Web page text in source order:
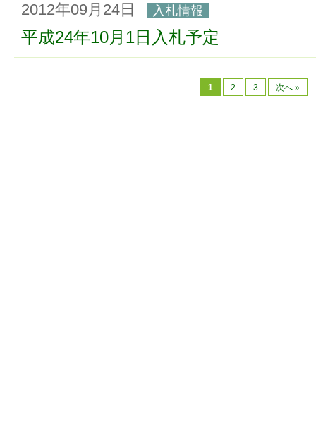
2012年09月24日 入札情報
平成24年10月1日入札予定
1 2 3 次へ »